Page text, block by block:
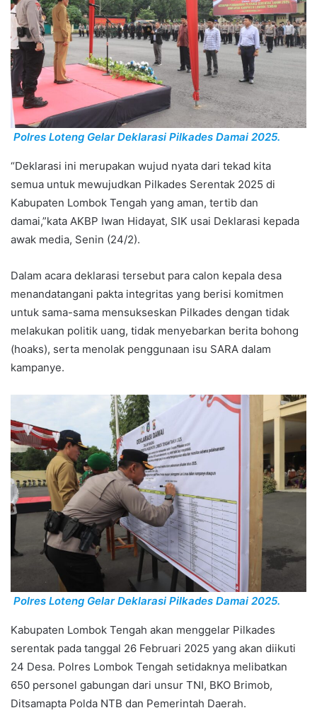
Polres Loteng Gelar Deklarasi Pilkades Damai 2025.
“Deklarasi ini merupakan wujud nyata dari tekad kita
semua untuk mewujudkan Pilkades Serentak 2025 di
Kabupaten Lombok Tengah yang aman, tertib dan
damai,”kata AKBP Iwan Hidayat, SIK usai Deklarasi kepada
awak media, Senin (24/2).
Dalam acara deklarasi tersebut para calon kepala desa
menandatangani pakta integritas yang berisi komitmen
untuk sama-sama mensukseskan Pilkades dengan tidak
melakukan politik uang, tidak menyebarkan berita bohong
(hoaks), serta menolak penggunaan isu SARA dalam
kampanye.
Polres Loteng Gelar Deklarasi Pilkades Damai 2025.
Kabupaten Lombok Tengah akan menggelar Pilkades
serentak pada tanggal 26 Februari 2025 yang akan diikuti
24 Desa. Polres Lombok Tengah setidaknya melibatkan
650 personel gabungan dari unsur TNI, BKO Brimob,
Ditsamapta Polda NTB dan Pemerintah Daerah.